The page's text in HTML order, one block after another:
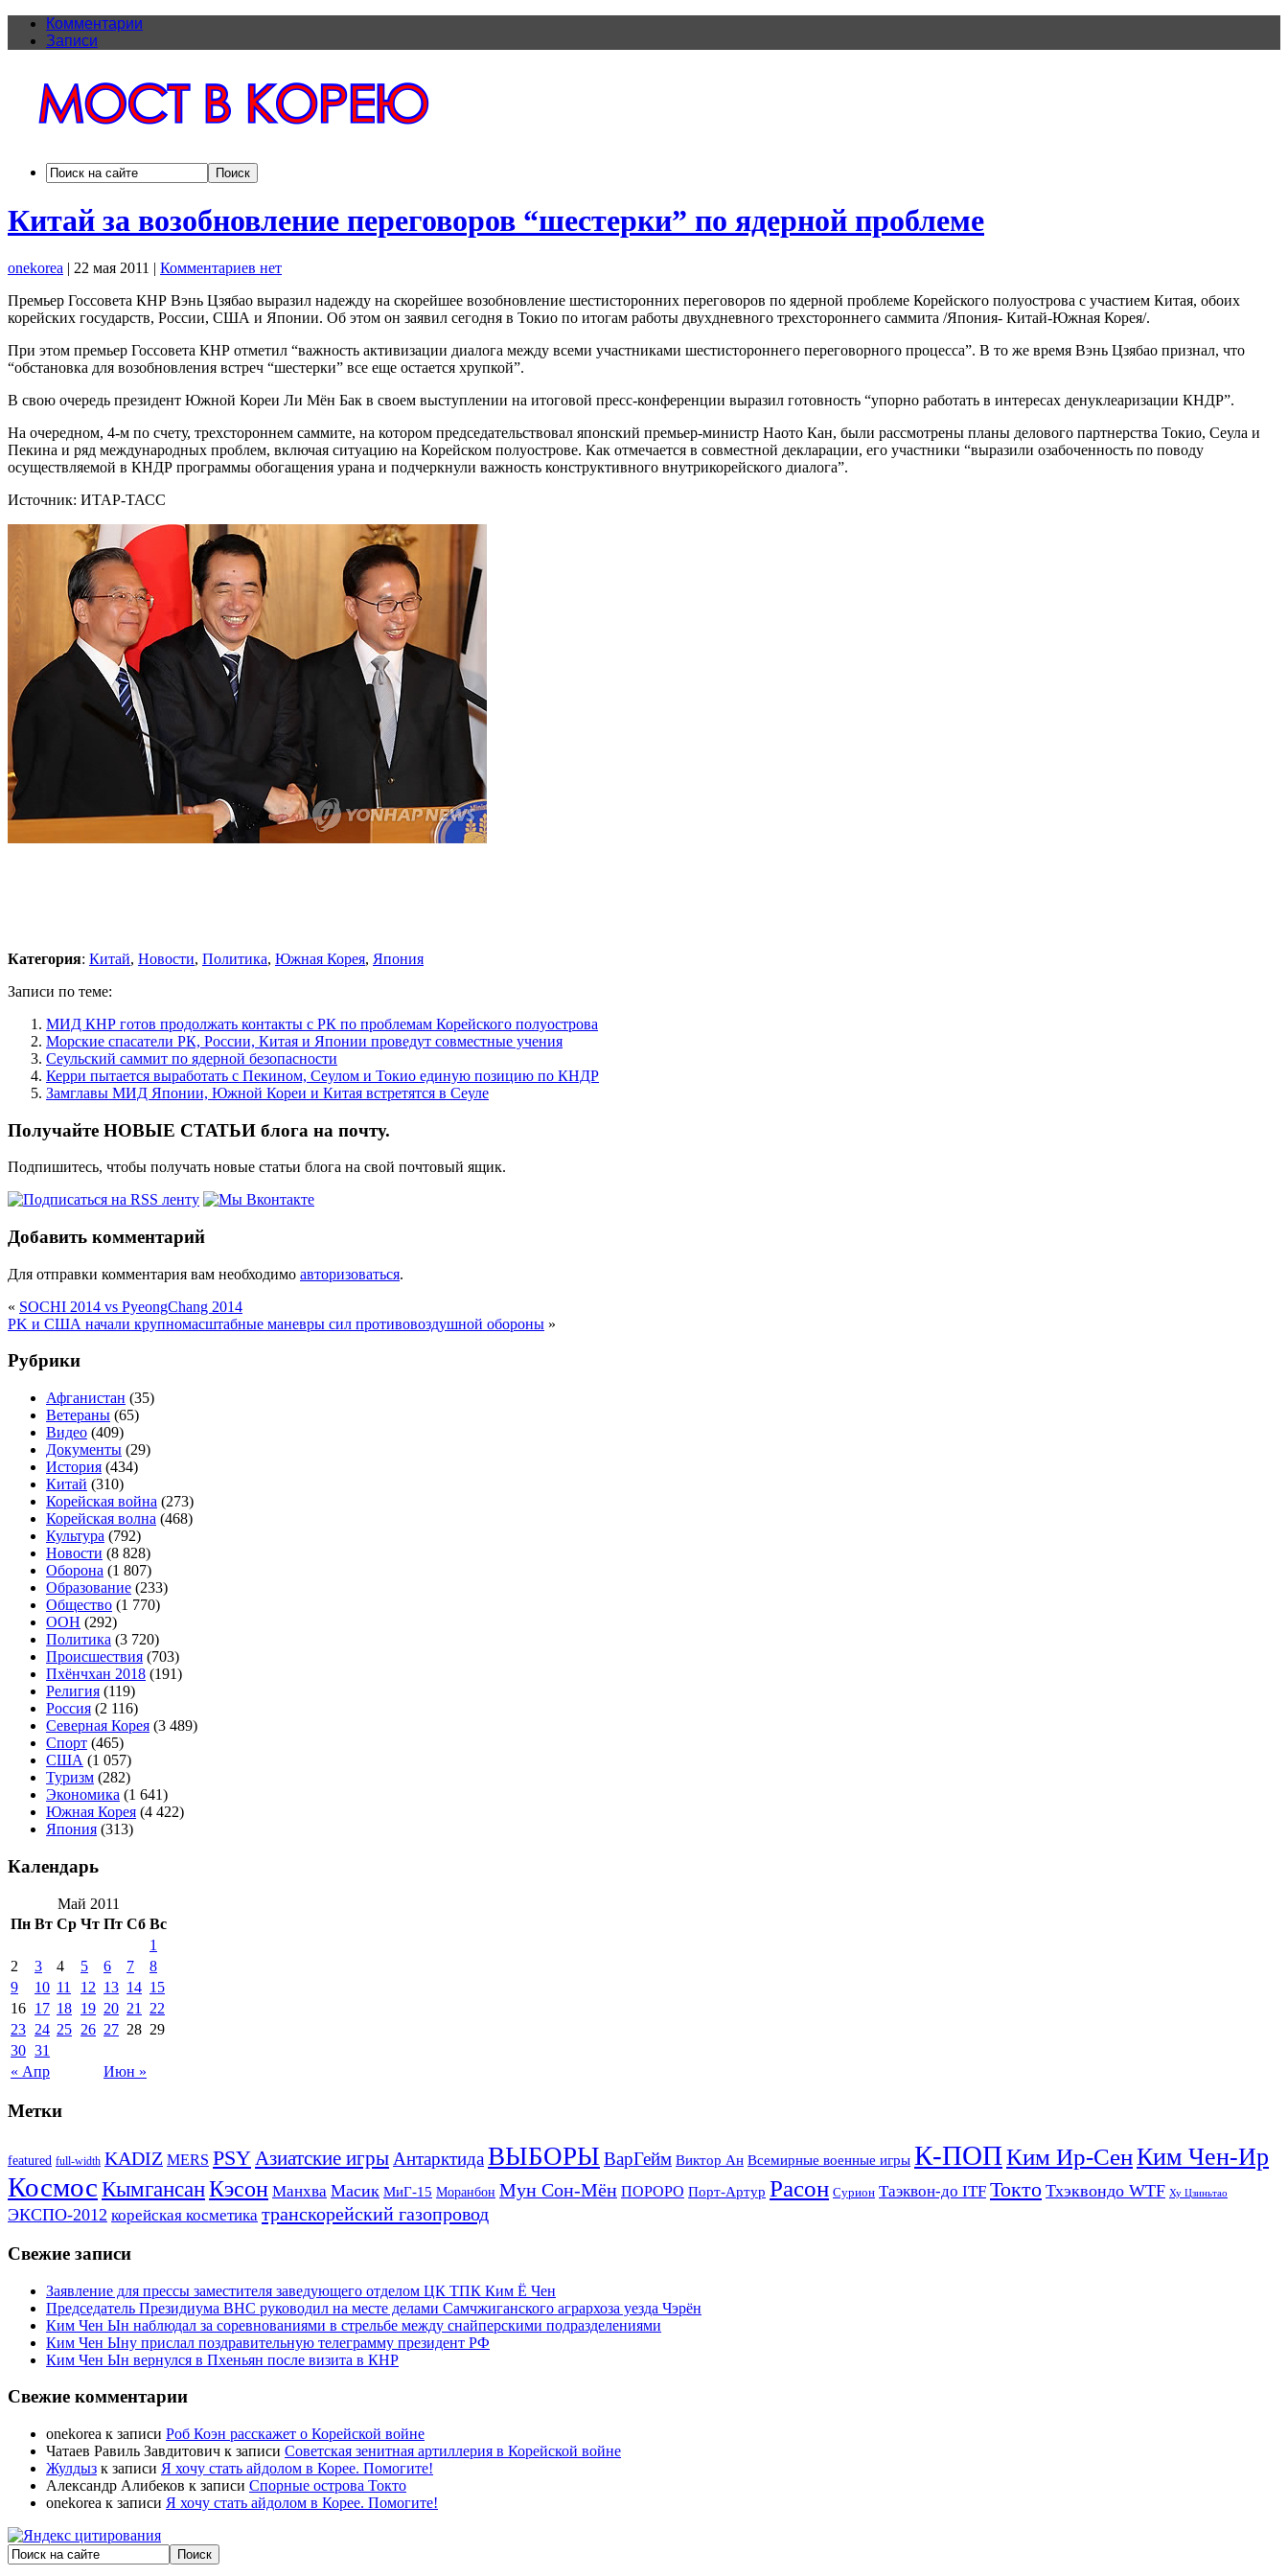
Комментарии
Записи
Китай за возобновление переговоров “шестерки” по ядерной проблеме
onekorea | 22 мая 2011 | Комментариев нет
Премьер Госсовета КНР Вэнь Цзябао выразил надежду на скорейшее возобновление шестисторонних переговоров по ядерной проблеме Корейского полуострова с участием Китая, обоих
корейских государств, России, США и Японии. Об этом он заявил сегодня в Токио по итогам работы двухдневного трехстороннего саммита /Япония- Китай-Южная Корея/.
При этом премьер Госсовета КНР отметил “важность активизации диалога между всеми участниками шестистороннего переговорного процесса”. В то же время Вэнь Цзябао признал, что
“обстановка для возобновления встреч “шестерки” все еще остается хрупкой”.
В свою очередь президент Южной Кореи Ли Мён Бак в своем выступлении на итоговой пресс-конференции выразил готовность “упорно работать в интересах денуклеаризации КНДР”.
На очередном, 4-м по счету, трехстороннем саммите, на котором председательствовал японский премьер-министр Наото Кан, были рассмотрены планы делового партнерства Токио, Сеула и
Пекина и ряд международных проблем, включая ситуацию на Корейском полуострове. Как отмечается в совместной декларации, его участники “выразили озабоченность по поводу
осуществляемой в КНДР программы обогащения урана и подчеркнули важность конструктивного внутрикорейского диалога”.
Источник: ИТАР-ТАСС
Категория: Китай, Новости, Политика, Южная Корея, Япония
Записи по теме:
МИД КНР готов продолжать контакты с РК по проблемам Корейского полуострова
Морские спасатели РК, России, Китая и Японии проведут совместные учения
Сеульский саммит по ядерной безопасности
Керри пытается выработать с Пекином, Сеулом и Токио единую позицию по КНДР
Замглавы МИД Японии, Южной Кореи и Китая встретятся в Сеуле
Получайте НОВЫЕ СТАТЬИ блога на почту.
Подпишитесь, чтобы получать новые статьи блога на свой почтовый ящик.
Добавить комментарий
Для отправки комментария вам необходимо авторизоваться.
« SOCHI 2014 vs PyeongChang 2014
PK и США начали крупномасштабные маневры сил противовоздушной обороны »
Рубрики
Афганистан (35)
Ветераны (65)
Видео (409)
Документы (29)
История (434)
Китай (310)
Корейская война (273)
Корейская волна (468)
Культура (792)
Новости (8 828)
Оборона (1 807)
Образование (233)
Общество (1 770)
ООН (292)
Политика (3 720)
Происшествия (703)
Пхёнчхан 2018 (191)
Религия (119)
Россия (2 116)
Северная Корея (3 489)
Спорт (465)
США (1 057)
Туризм (282)
Экономика (1 641)
Южная Корея (4 422)
Япония (313)
Календарь
Май 2011
Пн Вт Ср Чт Пт Сб Вс
« Апр Июн »
1
2
3 4 5 6 7
8
9
10 11 12 13 14 15
16 17 18 19 20 21
22
23 24 25 26 27 28 29
30 31
Метки
featured full-width KADIZ MERS PSYАзиатские игры АнтарктидаВЫБОРЫ ВарГейм Виктор Ан Всемирные военные игры К-ПОПКим Ир-СенКим Чен-Ир
Космос КымгансанКэсон Манхва Масик МиГ-15 Моранбон Мун Сон-Мён ПОРОРО Порт-Артур Расон Сурион Таэквон-до ITF Токто Тхэквондо WTF Ху Цзиньтао
ЭКСПО-2012 корейская косметика транскорейский газопровод
Свежие записи
Заявление для прессы заместителя заведующего отделом ЦК ТПК Ким Ё Чен
Председатель Президиума ВНС руководил на месте делами Самчжиганского агрархоза уезда Чэрён
Ким Чен Ын наблюдал за соревнованиями в стрельбе между снайперскими подразделениями
Ким Чен Ыну прислал поздравительную телеграмму президент РФ
Ким Чен Ын вернулся в Пхеньян после визита в КНР
Свежие комментарии
onekorea к записи Роб Коэн расскажет о Корейской войне
Чатаев Равиль Завдитович к записи Советская зенитная артиллерия в Корейской войне
Жулдыз к записи Я хочу стать айдолом в Корее. Помогите!
Александр Алибеков к записи Спорные острова Токто
onekorea к записи Я хочу стать айдолом в Корее. Помогите!